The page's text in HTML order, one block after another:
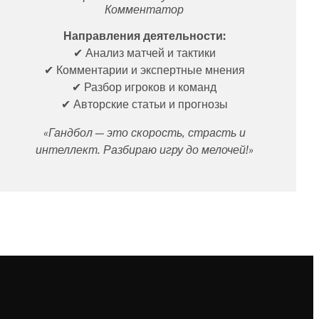
Комментатор
Направления деятельности:
✔ Анализ матчей и тактики
✔ Комментарии и экспертные мнения
✔ Разбор игроков и команд
✔ Авторские статьи и прогнозы
«Гандбол — это скорость, страсть и
интеллект. Разбираю игру до мелочей!»